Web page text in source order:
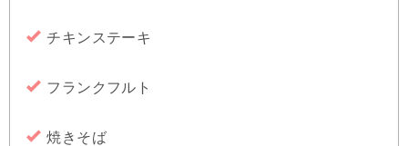
チキンステーキ
フランクフルト
焼きそば